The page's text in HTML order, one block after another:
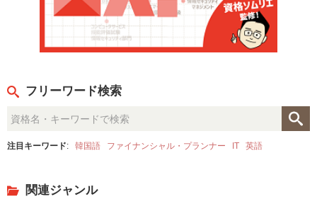
フリーワード検索
注目キーワード: 韓国語 ファイナンシャル・プランナー IT 英語
関連ジャンル